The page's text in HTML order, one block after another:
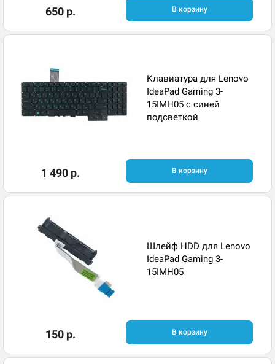
650 р. В корзину
Клавиатура для Lenovo
IdeaPad Gaming 3-
15IMH05 с синей
подсветкой
1 490 р. В корзину
Шлейф HDD для Lenovo
IdeaPad Gaming 3-
15IMH05
150 р. В корзину